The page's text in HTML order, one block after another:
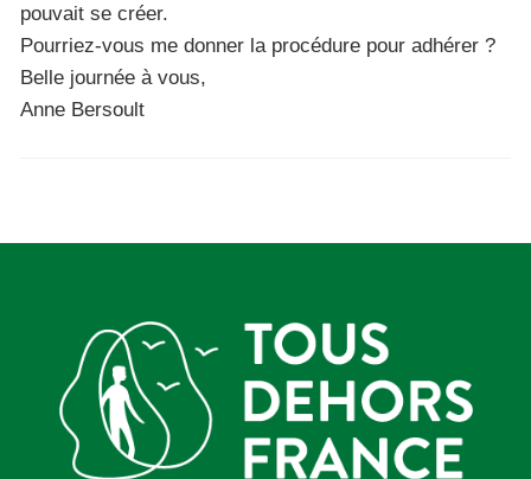
pouvait se créer.
Pourriez-vous me donner la procédure pour adhérer ?
Belle journée à vous,
Anne Bersoult